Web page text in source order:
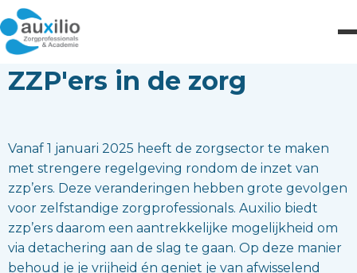
ZZP'ers in de zorg
Vanaf 1 januari 2025 heeft de zorgsector te maken
met strengere regelgeving rondom de inzet van
zzp’ers. Deze veranderingen hebben grote gevolgen
voor zelfstandige zorgprofessionals. Auxilio biedt
zzp’ers daarom een aantrekkelijke mogelijkheid om
via detachering aan de slag te gaan. Op deze manier
behoud je je vrijheid én geniet je van afwisselend